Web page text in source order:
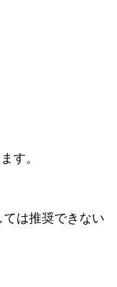
す。
は推奨できない